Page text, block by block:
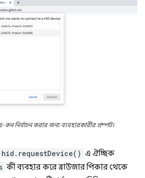
কন নির্বাচন করার জন্য ব্যবহারকারীর প্রম্পট।
এ ঐচ্ছিক
কী ব্যবহার করে ব্রাউজার পিকার থেকে